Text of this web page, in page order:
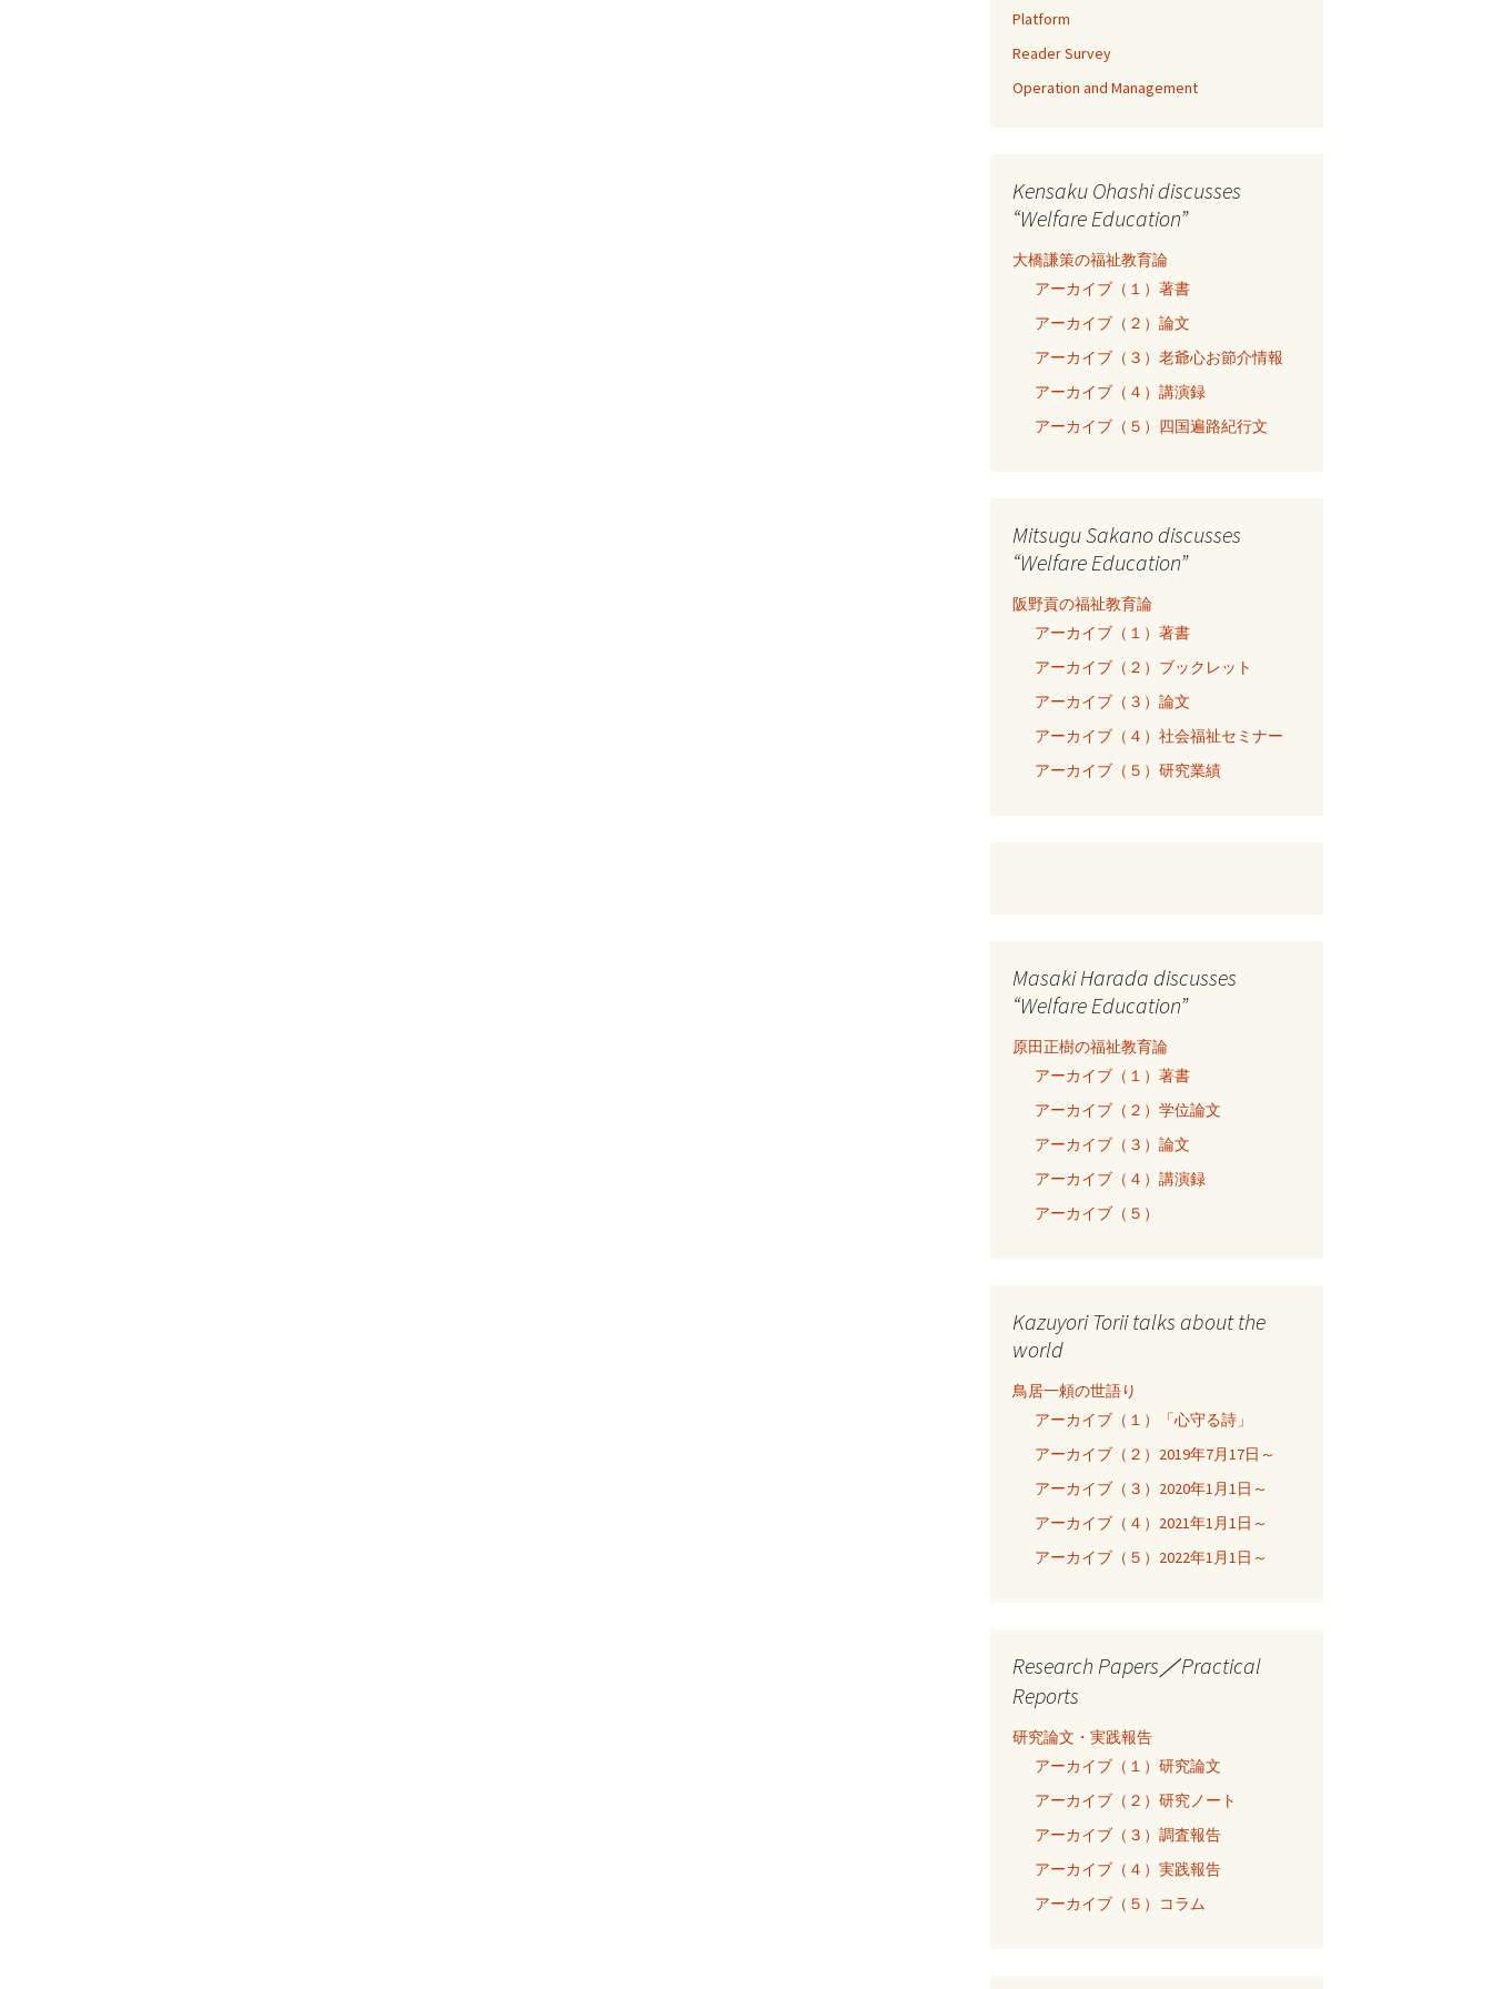
Platform
Reader Survey
Operation and Management
Kensaku Ohashi discusses
“Welfare Education”
大橋謙策の福祉教育論
アーカイブ（１）著書
アーカイブ（２）論文
アーカイブ（３）老爺心お節介情報
アーカイブ（４）講演録
アーカイブ（５）四国遍路紀行文
Mitsugu Sakano discusses
“Welfare Education”
阪野貢の福祉教育論
アーカイブ（１）著書
アーカイブ（２）ブックレット
アーカイブ（３）論文
アーカイブ（４）社会福祉セミナー
アーカイブ（５）研究業績
Masaki Harada discusses
“Welfare Education”
原田正樹の福祉教育論
アーカイブ（１）著書
アーカイブ（２）学位論文
アーカイブ（３）論文
アーカイブ（４）講演録
アーカイブ（５）
Kazuyori Torii talks about the
world
鳥居一頼の世語り
アーカイブ（１）「心守る詩」
アーカイブ（２）2019年7月17日～
アーカイブ（３）2020年1月1日～
アーカイブ（４）2021年1月1日～
アーカイブ（５）2022年1月1日～
Research Papers／Practical
Reports
研究論文・実践報告
アーカイブ（１）研究論文
アーカイブ（２）研究ノート
アーカイブ（３）調査報告
アーカイブ（４）実践報告
アーカイブ（５）コラム